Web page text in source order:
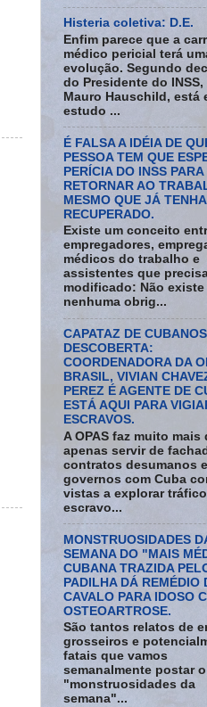
Histeria coletiva: D.E.
Enfim parece que a
médico pericial terá
evolução. Segundo
do Presidente do INSS,
Mauro Hauschild, está
estudo ...
É FALSA A IDÉIA DE
PESSOA TEM QUE
PERÍCIA DO INSS PARA
RETORNAR AO
MESMO QUE JÁ
RECUPERADO.
Existe um conceito
empregadores,
médicos do trabalho e
assistentes que
modificado: Não existe
nenhuma obrig...
CAPATAZ DE CUBANOS
DESCOBERTA:
COORDENADORA DA
BRASIL, VIVIAN
PEREZ É AGENTE DE
ESTÁ AQUI PARA
ESCRAVOS.
A OPAS faz muito mais
apenas servir de
contratos desumanos
governos com Cuba
vistas a explorar tráfico
escravo...
MONSTRUOSIDADES
SEMANA DO "MAIS
CUBANA TRAZIDA
PADILHA DÁ REMÉDIO
CAVALO PARA IDOSO
OSTEOARTROSE.
São tantos relatos de
grosseiros e
fatais que vamos
semanalmente postar
"monstruosidades da
semana"...